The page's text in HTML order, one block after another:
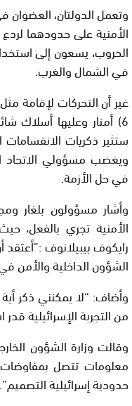
وتعمل الدولتان، العضوان
الأمنية على حدودهما
الحروب، يسعون إلى
في الشمال والغرب.
6) أمتار وعليها أسلاك
ستثير ذكريات الانقسامات
ويغضب مسؤولي الاتحاد
في حل الأزمة.
وأشار مسؤولون بلغار
الأمنية تجري بالفعل،
رايكوف بيبيلانوف :”أعتقد
الشؤون الداخلية والأمن
وأضاف: “لا يمكنني ذكر
من التجربة الإسرائيلية قدر
وقالت وزارة الشؤون
معلومات تتصل بمفاوضات
حدودية إسرائيلية التصميم”.